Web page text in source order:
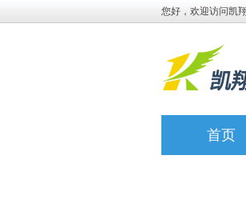
您好，欢迎访问凯
首页